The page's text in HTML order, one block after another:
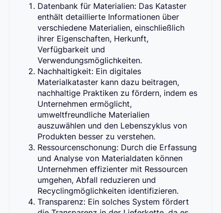
Datenbank für Materialien: Das Kataster
enthält detaillierte Informationen über
verschiedene Materialien, einschließlich
ihrer Eigenschaften, Herkunft,
Verfügbarkeit und
Verwendungsmöglichkeiten.
Nachhaltigkeit: Ein digitales
Materialkataster kann dazu beitragen,
nachhaltige Praktiken zu fördern, indem es
Unternehmen ermöglicht,
umweltfreundliche Materialien
auszuwählen und den Lebenszyklus von
Produkten besser zu verstehen.
Ressourcenschonung: Durch die Erfassung
und Analyse von Materialdaten können
Unternehmen effizienter mit Ressourcen
umgehen, Abfall reduzieren und
Recyclingmöglichkeiten identifizieren.
Transparenz: Ein solches System fördert